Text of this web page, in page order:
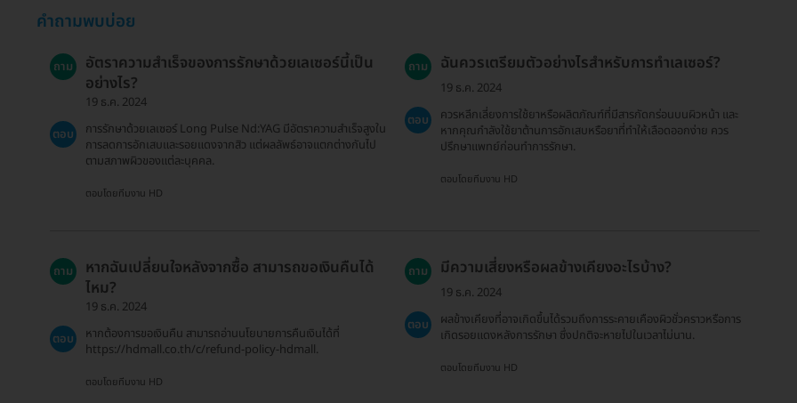
คำถามพบบ่อย
ถาม
อัตราความสำเร็จของการรักษาด้วยเลเซอร์นี้เป็น
อย่างไร?
19 ธ.ค. 2024
ตอบ
การรักษาด้วยเลเซอร์ Long Pulse Nd:YAG มีอัตราความสำเร็จสูงใน
การลดการอักเสบและรอยแดงจากสิว แต่ผลลัพธ์อาจแตกต่างกันไป
ตามสภาพผิวของแต่ละบุคคล.
ตอบโดยทีมงาน HD
ถาม ฉันควรเตรียมตัวอย่างไรสำหรับการทำเลเซอร์?
19 ธ.ค. 2024
ตอบ
ควรหลีกเลี่ยงการใช้ยาหรือผลิตภัณฑ์ที่มีสารกัดกร่อนบนผิวหน้า และ
หากคุณกำลังใช้ยาต้านการอักเสบหรือยาที่ทำให้เลือดออกง่าย ควร
ปรึกษาแพทย์ก่อนทำการรักษา.
ตอบโดยทีมงาน HD
ถาม
หากฉันเปลี่ยนใจหลังจากซื้อ สามารถขอเงินคืนได้
ไหม?
19 ธ.ค. 2024
ตอบ
หากต้องการขอเงินคืน สามารถอ่านนโยบายการคืนเงินได้ที่
https://hdmall.co.th/c/refund-policy-hdmall.
ตอบโดยทีมงาน HD
ถาม มีความเสี่ยงหรือผลข้างเคียงอะไรบ้าง?
19 ธ.ค. 2024
ตอบ
ผลข้างเคียงที่อาจเกิดขึ้นได้รวมถึงการระคายเคืองผิวชั่วคราวหรือการ
เกิดรอยแดงหลังการรักษา ซึ่งปกติจะหายไปในเวลาไม่นาน.
ตอบโดยทีมงาน HD